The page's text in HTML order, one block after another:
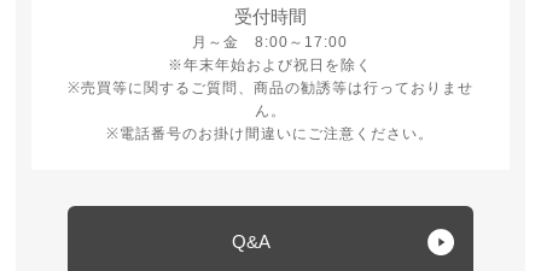
受付時間
月～金 8:00～17:00
月曜日から金曜日 8時から17時
※年末年始および祝日を除く
※売買等に関するご質問、商品の勧誘等は行っておりませ
ん。
※電話番号のお掛け間違いにご注意ください。
Q&A